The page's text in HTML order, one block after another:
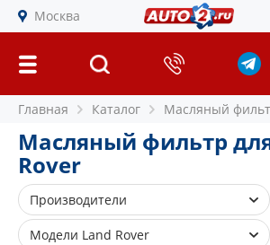
Москва
Главная Каталог Масляный
Масляный фильтр
Rover
Производители
ALCO FILTER
Модели Land Rover